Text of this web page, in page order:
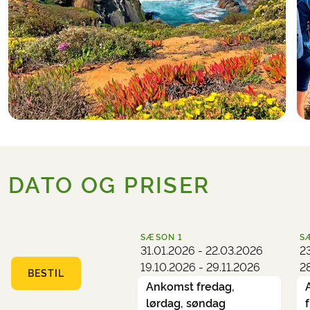
DATO OG PRISER
BESTIL
SÆSON 1
31.01.2026 - 22.03.2026
19.10.2026 - 29.11.2026
Ankomst fredag,
lørdag, søndag